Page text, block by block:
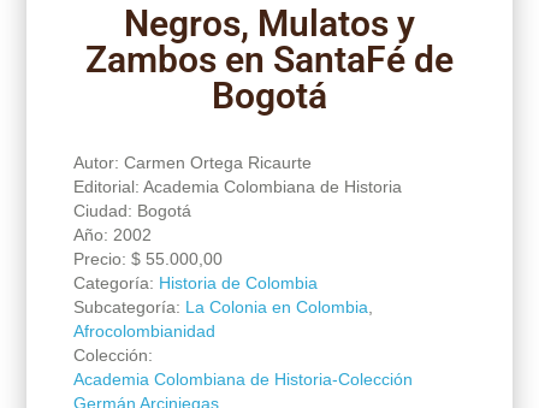
Negros, Mulatos y
Zambos en SantaFé de
Bogotá
Autor: Carmen Ortega Ricaurte
Editorial: Academia Colombiana de Historia
Ciudad: Bogotá
Año: 2002
Precio: $55.000,00
Categoría: Historia de Colombia
Subcategoría: La Colonia en Colombia
Afrocolombianidad
Colección:
Academia Colombiana de Historia-Colección
Germán Arciniegas